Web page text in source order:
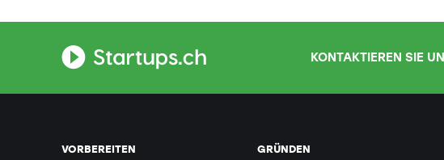
KONTAKTIEREN SIE
VORBEREITEN GRÜNDEN